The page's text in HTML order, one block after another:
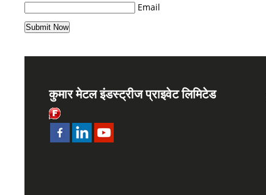
Email
कुमार मेटल इंडस्ट्रीज प्राइवेट लिमिटेड